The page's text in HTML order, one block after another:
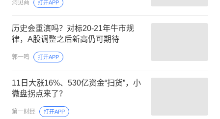
洞见商 打开APP
历史会重演吗？对标20-21年牛市规
律，A股调整之后新高仍可期待
郭一鸣 打开APP
11日大涨16%、530亿资金“扫货”，小
微盘拐点来了？
第一财经 打开APP